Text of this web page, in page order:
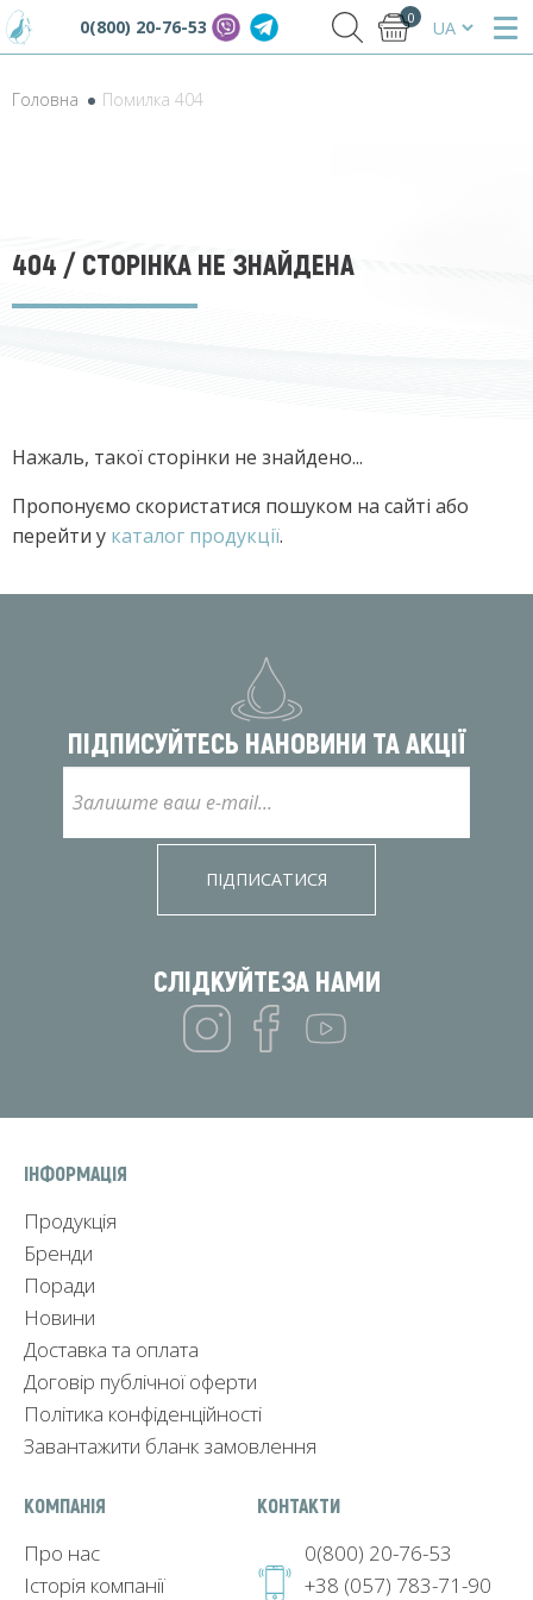
0(800) 20-76-53 0
Головна Помилка 404
404 / СТОРІНКА НЕ ЗНАЙДЕНА
Нажаль, такої сторінки не знайдено...
Пропонуємо скористатися пошуком на сайті або
перейти у каталог продукції.
ПІДПИСУЙТЕСЬ НАНОВИНИ ТА АКЦІЇ
ПІДПИСАТИСЯ
СЛІДКУЙТЕЗА НАМИ
ІНФОРМАЦІЯ
Продукція
Бренди
Поради
Новини
Доставка та оплата
Договір публічної оферти
Політика конфіденційності
Завантажити бланк замовлення
КОМПАНІЯ
Про нас
Історія компанії
КОНТАКТИ
0(800) 20-76-53
+38 (057) 783-71-90